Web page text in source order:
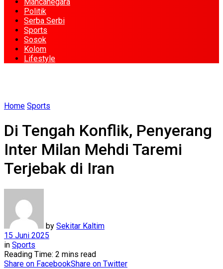
Politik
Serba Serbi
Sports
Sosok
Kolom
Lifestyle
Home Sports
Di Tengah Konflik, Penyerang
Inter Milan Mehdi Taremi
Terjebak di Iran
by Sekitar Kaltim
15 Juni 2025
in Sports
Reading Time: 2 mins read
Share on FacebookShare on Twitter